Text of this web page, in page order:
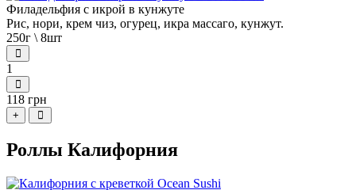
Филадельфия с икрой в кунжуте
Рис, нори, крем чиз, огурец, икра массаго, кунжут.
250г \ 8шт
1
118 грн
+
Роллы Калифорния